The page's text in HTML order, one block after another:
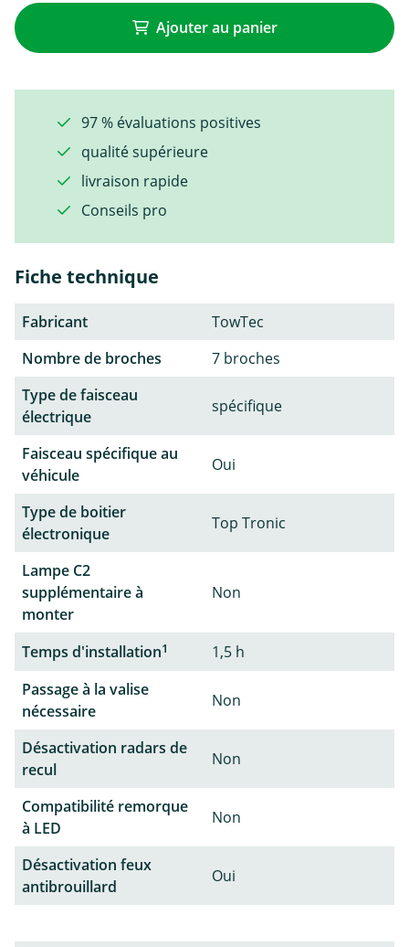
Ajouter au panier
97 % évaluations positives
qualité supérieure
livraison rapide
Conseils pro
Fiche technique
Fabricant
TowTec
Nombre de broches
7 broches
Type de faisceau
électrique
spécifique
Faisceau spécifique au
véhicule
Oui
Type de boitier
électronique
Top Tronic
Lampe C2
supplémentaire à
monter
Non
Temps d'installation1
1,5 h
Passage à la valise
nécessaire
Non
Désactivation radars de
recul
Non
Compatibilité remorque
à LED
Non
Désactivation feux
antibrouillard
Oui